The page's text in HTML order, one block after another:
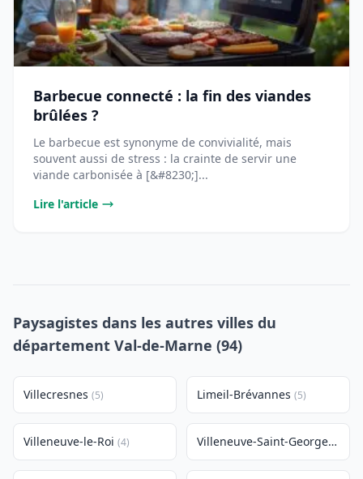
Barbecue connecté : la fin des viandes
brûlées ?
Le barbecue est synonyme de convivialité, mais
souvent aussi de stress : la crainte de servir une
viande carbonisée à [&#8230;]...
Lire l'article
Paysagistes dans les autres villes du
département Val-de-Marne (94)
Villecresnes (5) Limeil-Brévannes (5)
Villeneuve-le-Roi (4) Villeneuve-Saint-Georges